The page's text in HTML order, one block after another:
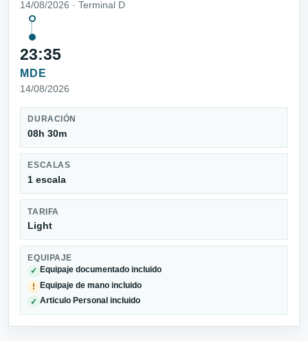
14/08/2026 · Terminal D
23:35
MDE
14/08/2026
DURACIÓN
08h 30m
ESCALAS
1 escala
TARIFA
Light
EQUIPAJE
✓ Equipaje documentado incluido
! Equipaje de mano incluido
✓ Articulo Personal incluido